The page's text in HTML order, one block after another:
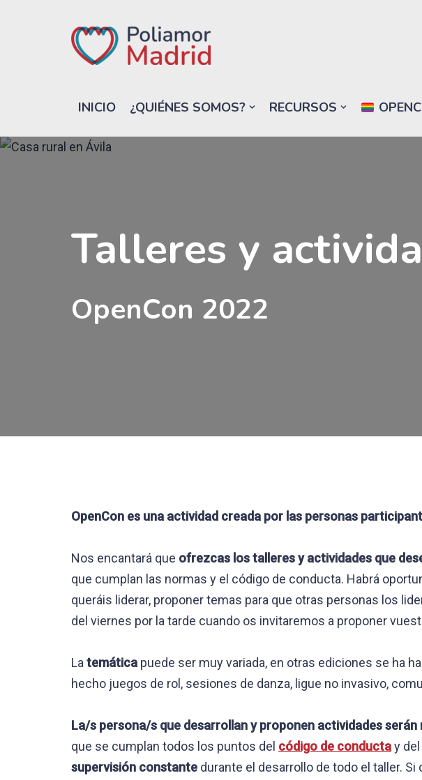
INICIO ¿QUIÉNES SOMOS? RECURSOS
Talleres y
OpenCon 2022
OpenCon es una actividad creada por las personas
Nos encantará que ofrezcas los talleres y actividades que
que cumplan las normas y el código de conducta. Habrá
queráis liderar, proponer temas para que otras personas los
del viernes por la tarde cuando os invitaremos a proponer
La temática puede ser muy variada, en otras ediciones se ha
hecho juegos de rol, sesiones de danza, ligue no invasivo,
La/s persona/s que desarrollan y proponen actividades
que se cumplan todos los puntos del código de conductay del
supervisión constante durante el desarrollo de todo el taller.